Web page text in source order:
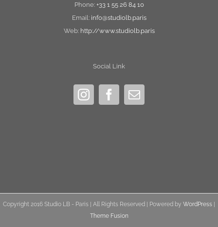
Phone: +33 1 55 26 84 10
Email: info@studiolb.paris
Web: http://www.studiolb.paris
Social Link
Copyright 2016 Studio LB - Paris | All Rights Reserved | Powered by WordPress |
Theme Fusion